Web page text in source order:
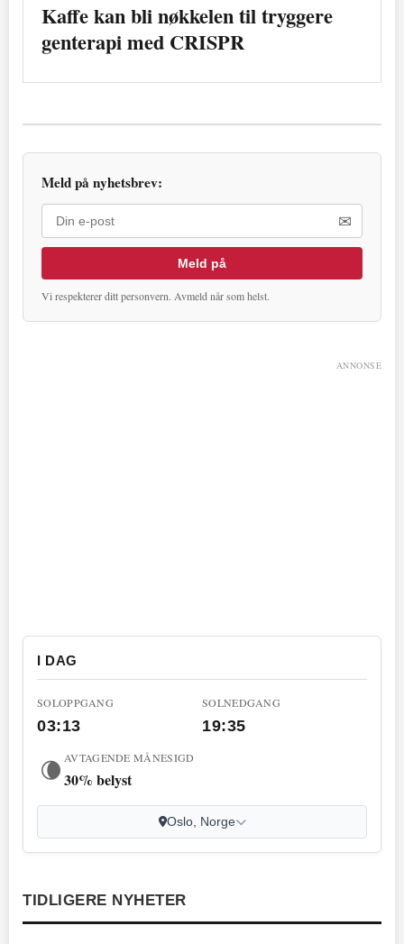
Kaffe kan bli nøkkelen til tryggere
genterapi med CRISPR
Meld på nyhetsbrev:
✉
Meld på
Vi respekterer ditt personvern. Avmeld når som helst.
ANNONSE
I DAG
SOLOPPGANG
03:13
SOLNEDGANG
19:35
🌘 AVTAGENDE MÅNESIGD
30% belyst
Oslo, Norge
TIDLIGERE NYHETER